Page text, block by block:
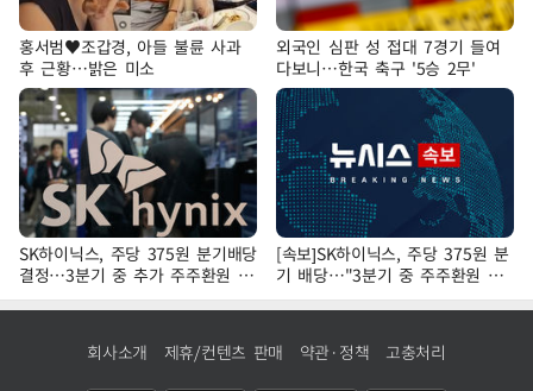
홍서범♥조갑경, 아들 불륜 사과
후 근황…밝은 미소
외국인 심판 성 접대 7경기 들여
다보니…한국 축구 '5승 2무'
SK하이닉스, 주당 375원 분기배당
결정…3분기 중 추가 주주환원 발
표
[속보]SK하이닉스, 주당 375원 분
기 배당…"3분기 중 주주환원 방
안 확정"
회사소개 제휴/컨텐츠 판매 약관·정책 고충처리